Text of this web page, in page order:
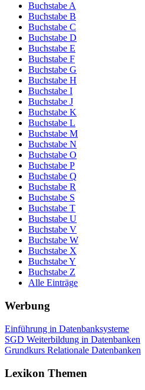
Buchstabe A
Buchstabe B
Buchstabe C
Buchstabe D
Buchstabe E
Buchstabe F
Buchstabe G
Buchstabe H
Buchstabe I
Buchstabe J
Buchstabe K
Buchstabe L
Buchstabe M
Buchstabe N
Buchstabe O
Buchstabe P
Buchstabe Q
Buchstabe R
Buchstabe S
Buchstabe T
Buchstabe U
Buchstabe V
Buchstabe W
Buchstabe X
Buchstabe Y
Buchstabe Z
Alle Einträge
Werbung
Einführung in Datenbanksysteme
SGD Weiterbildung in Datenbanken
Grundkurs Relationale Datenbanken
Lexikon Themen